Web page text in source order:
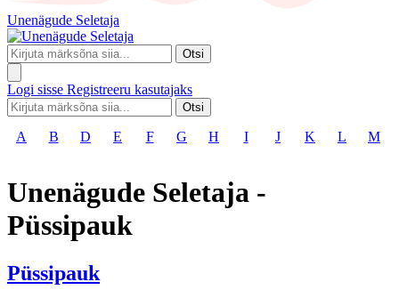
Unenägude Seletaja
Otsi
Logi sisse Registreeru kasutajaks
Otsi
A B D E F G H I J K L M
Unenägude Seletaja -
Püssipauk
Püssipauk